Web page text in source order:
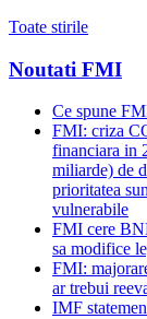
Toate stirile
Noutati FMI
Ce spune
FMI: criza
financiara in
miliarde) de
prioritatea
vulnerabile
FMI cere
sa modifice
FMI:
ar trebui
IMF